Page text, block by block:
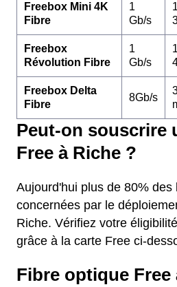
Freebox Mini 4K
Fibre
1
Gb/s
Freebox
Révolution Fibre
1
Gb/s
Freebox Delta
Fibre
8Gb/s
Peut-on souscrire
Free à Riche ?
Aujourd'hui plus de 80% des
concernées par le
Riche. Vérifiez votre
grâce à la carte Free ci-
Fibre optique Free